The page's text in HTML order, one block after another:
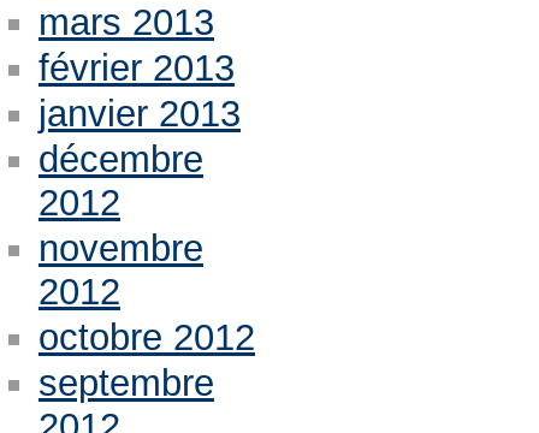
mars 2013
février 2013
janvier 2013
décembre
2012
novembre
2012
octobre 2012
septembre